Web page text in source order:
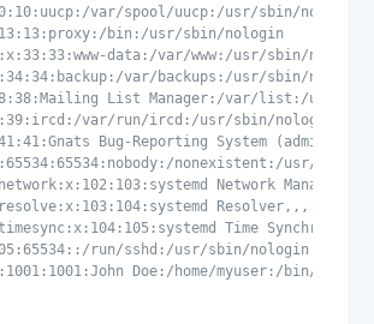
var/spool/uucp:/usr/sbin/nologin
bin:/usr/sbin/nologin
data:/var/www:/usr/sbin/nologin
var/backups:/usr/sbin/nologin
List Manager:/var/list:/usr/
var/run/ircd:/usr/sbin/nologin
Bug-Reporting System (admin):/
nonexistent:/usr/sbin/
Network
Resolver,,,:/run/
Time
run/sshd:/usr/sbin/nologin
Doe:/home/myuser:/bin/bash